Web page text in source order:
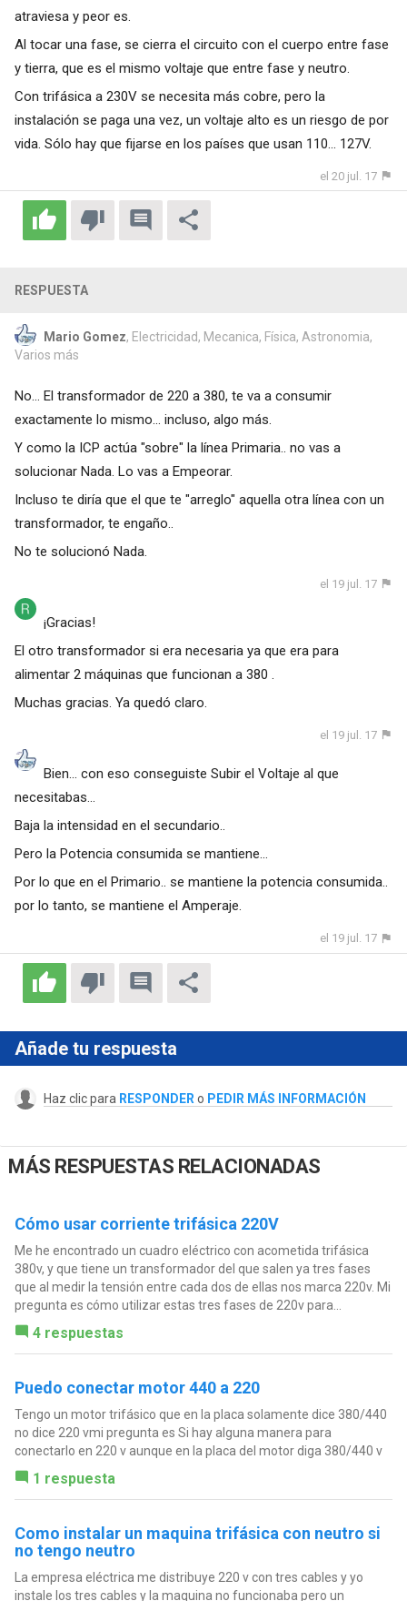
atraviesa y peor es.
Al tocar una fase, se cierra el circuito con el cuerpo entre fase
y tierra, que es el mismo voltaje que entre fase y neutro.
Con trifásica a 230V se necesita más cobre, pero la
instalación se paga una vez, un voltaje alto es un riesgo de por
vida. Sólo hay que fijarse en los países que usan 110... 127V.
el 20 jul. 17
RESPUESTA
Mario Gomez, Electricidad, Mecanica, Física, Astronomia,
Varios más
No... El transformador de 220 a 380, te va a consumir
exactamente lo mismo... incluso, algo más.
Y como la ICP actúa "sobre" la línea Primaria.. no vas a
solucionar Nada. Lo vas a Empeorar.
Incluso te diría que el que te "arreglo" aquella otra línea con un
transformador, te engaño..
No te solucionó Nada.
el 19 jul. 17
¡Gracias!
El otro transformador si era necesaria ya que era para
alimentar 2 máquinas que funcionan a 380 .
Muchas gracias. Ya quedó claro.
el 19 jul. 17
Bien... con eso conseguiste Subir el Voltaje al que
necesitabas...
Baja la intensidad en el secundario..
Pero la Potencia consumida se mantiene...
Por lo que en el Primario.. se mantiene la potencia consumida..
por lo tanto, se mantiene el Amperaje.
el 19 jul. 17
Añade tu respuesta
Haz clic para RESPONDER o PEDIR MÁS INFORMACIÓN
MÁS RESPUESTAS RELACIONADAS
Cómo usar corriente trifásica 220V
Me he encontrado un cuadro eléctrico con acometida trifásica
380v, y que tiene un transformador del que salen ya tres fases
que al medir la tensión entre cada dos de ellas nos marca 220v. Mi
pregunta es cómo utilizar estas tres fases de 220v para...
4 respuestas
Puedo conectar motor 440 a 220
Tengo un motor trifásico que en la placa solamente dice 380/440
no dice 220 vmi pregunta es Si hay alguna manera para
conectarlo en 220 v aunque en la placa del motor diga 380/440 v
1 respuesta
Como instalar un maquina trifásica con neutro si
no tengo neutro
La empresa eléctrica me distribuye 220 v con tres cables y yo
instale los tres cables y la maquina no funcionaba pero un